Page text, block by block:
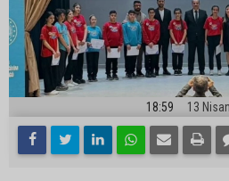
18:59 13